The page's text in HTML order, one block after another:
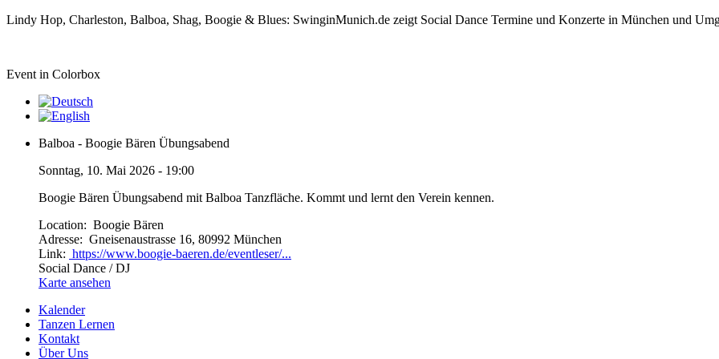
Lindy Hop, Charleston, Balboa, Shag, Boogie & Blues: SwinginMunich.de zeigt Social Dance Termine und Konzerte in München und
Event in Colorbox
Balboa - Boogie Bären Übungsabend
Sonntag, 10. Mai 2026 - 19:00
Boogie Bären Übungsabend mit Balboa Tanzfläche. Kommt und lernt den Verein kennen.
Location: Boogie Bären
Adresse: Gneisenaustrasse 16, 80992 München
Link: https://www.boogie-baeren.de/eventleser/...
Social Dance / DJ
Karte ansehen
Kalender
Tanzen Lernen
Kontakt
Über Uns